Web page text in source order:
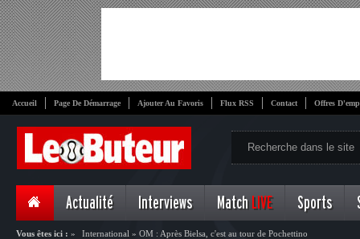
Accueil Page De Démarrage Ajouter Au Favoris Flux RSS Contact Offres
Actualité Interviews Match LIVE Sports
Vous êtes ici : » International » OM : Après Bielsa, c'est au tour de Pochettino